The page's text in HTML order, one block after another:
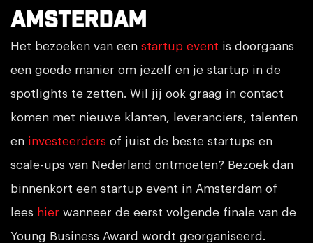
Amsterdam
Het bezoeken van een startup event is doorgaans
een goede manier om jezelf en je startup in de
spotlights te zetten. Wil jij ook graag in contact
komen met nieuwe klanten, leveranciers, talenten
en investeerders of juist de beste startups en
scale-ups van Nederland ontmoeten? Bezoek dan
binnenkort een startup event in Amsterdam of
lees hier wanneer de eerst volgende finale van de
Young Business Award wordt georganiseerd.